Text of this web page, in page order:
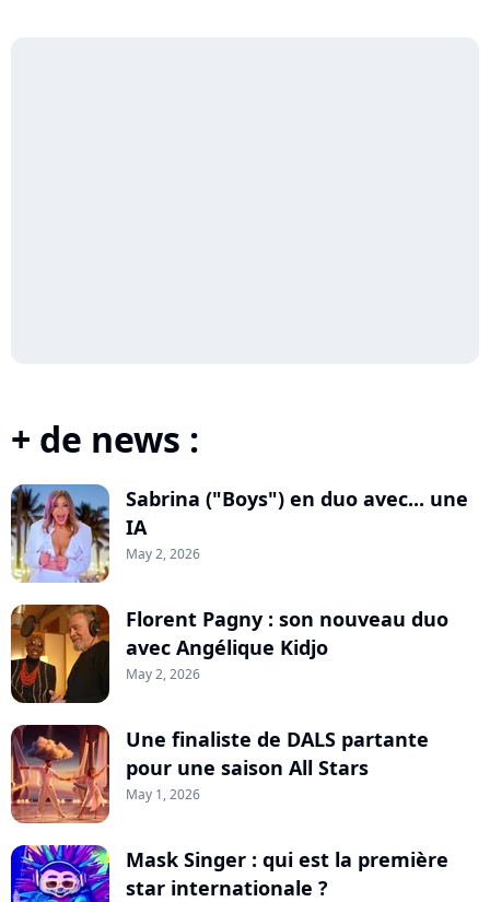
+ de news :
Sabrina ("Boys") en duo avec... une
IA
May 2, 2026
Florent Pagny : son nouveau duo
avec Angélique Kidjo
May 2, 2026
Une finaliste de DALS partante
pour une saison All Stars
May 1, 2026
Mask Singer : qui est la première
star internationale ?